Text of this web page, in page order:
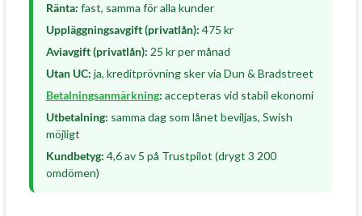
Ränta: fast, samma för alla kunder
Uppläggningsavgift (privatlån): 475 kr
Aviavgift (privatlån): 25 kr per månad
Utan UC: ja, kreditprövning sker via Dun & Bradstreet
Betalningsanmärkning: accepteras vid stabil ekonomi
Utbetalning: samma dag som lånet beviljas, Swish
möjligt
Kundbetyg: 4,6 av 5 på Trustpilot (drygt 3 200
omdömen)